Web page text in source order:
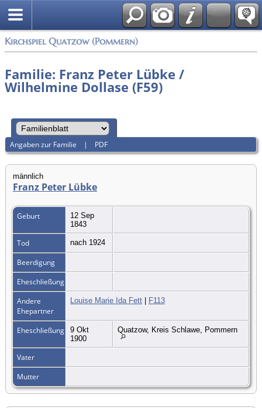
Kirchspiel Quatzow (Pommern)
Familie: Franz Peter Lübke /
Wilhelmine Dollase (F59)
Angaben zur Familie | PDF
männlich
Franz Peter Lübke
Geburt
12 Sep
1843
Tod nach 1924
Beerdigung
Eheschließung
Andere
Ehepartner
Louise Marie Ida Fett | F113
Eheschließung
9 Okt
1900
Quatzow, Kreis Schlawe, Pommern
Vater
Mutter